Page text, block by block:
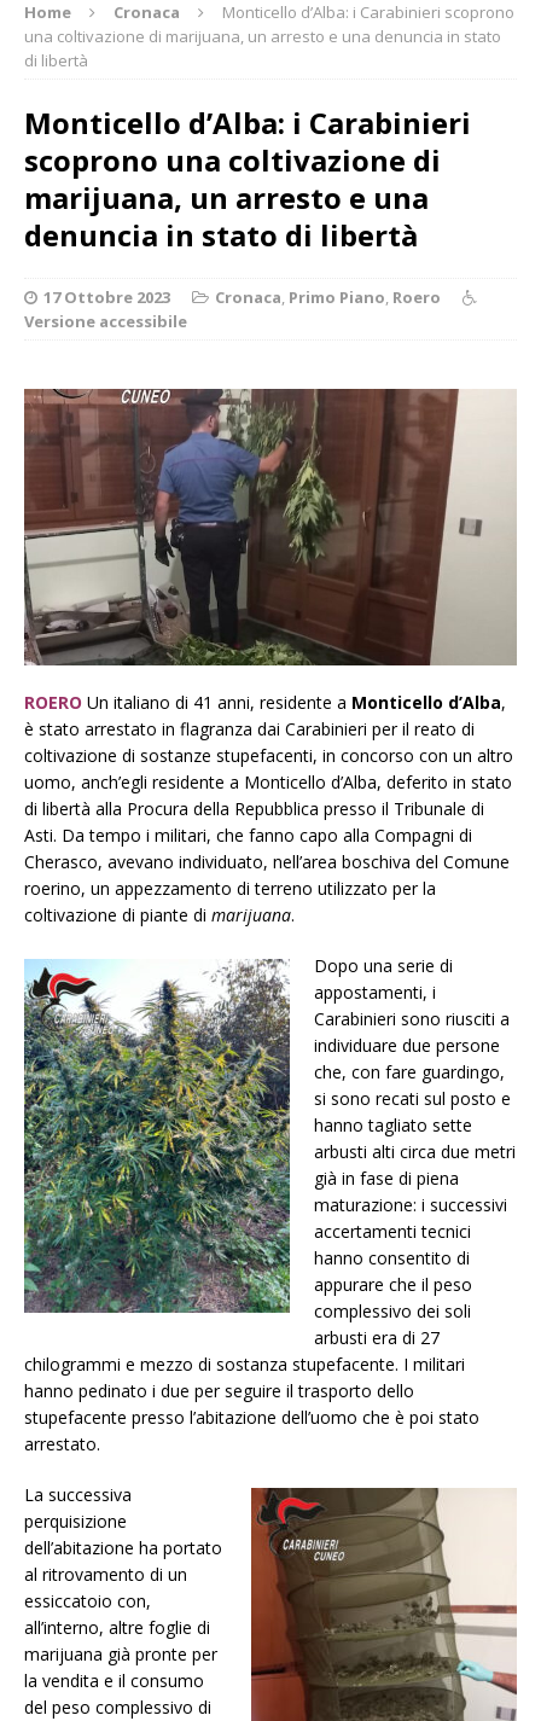
Home Cronaca
Monticello d’Alba: i Carabinieri scoprono
una coltivazione di marijuana, un arresto e una denuncia in stato
di libertà
Monticello d’Alba: i Carabinieri
scoprono una coltivazione di
marijuana, un arresto e una
denuncia in stato di libertà
17 Ottobre 2023 Cronaca, Primo Piano, Roero
Versione accessibile
ROERO Un italiano di 41 anni, residente a Monticello d’Alba,
è stato arrestato in flagranza dai Carabinieri per il reato di
coltivazione di sostanze stupefacenti, in concorso con un altro
uomo, anch’egli residente a Monticello d’Alba, deferito in stato
di libertà alla Procura della Repubblica presso il Tribunale di
Asti. Da tempo i militari, che fanno capo alla Compagni di
Cherasco, avevano individuato, nell’area boschiva del Comune
roerino, un appezzamento di terreno utilizzato per la
coltivazione di piante di marijuana.
Dopo una serie di
appostamenti, i
Carabinieri sono riusciti a
individuare due persone
che, con fare guardingo,
si sono recati sul posto e
hanno tagliato sette
arbusti alti circa due metri
già in fase di piena
maturazione: i successivi
accertamenti tecnici
hanno consentito di
appurare che il peso
complessivo dei soli
arbusti era di 27
chilogrammi e mezzo di sostanza stupefacente. I militari
hanno pedinato i due per seguire il trasporto dello
stupefacente presso l’abitazione dell’uomo che è poi stato
arrestato.
La successiva
perquisizione
dell’abitazione ha portato
al ritrovamento di un
essiccatoio con,
all’interno, altre foglie di
marijuana già pronte per
la vendita e il consumo
del peso complessivo di